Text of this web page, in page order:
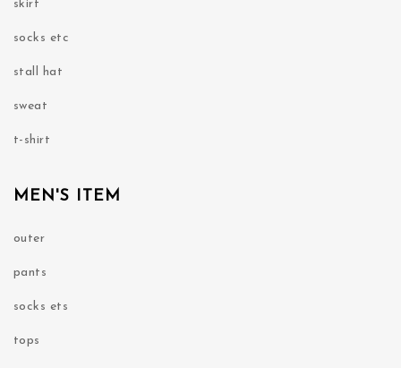
skirt
socks etc
stall hat
sweat
t-shirt
MEN'S ITEM
outer
pants
socks ets
tops